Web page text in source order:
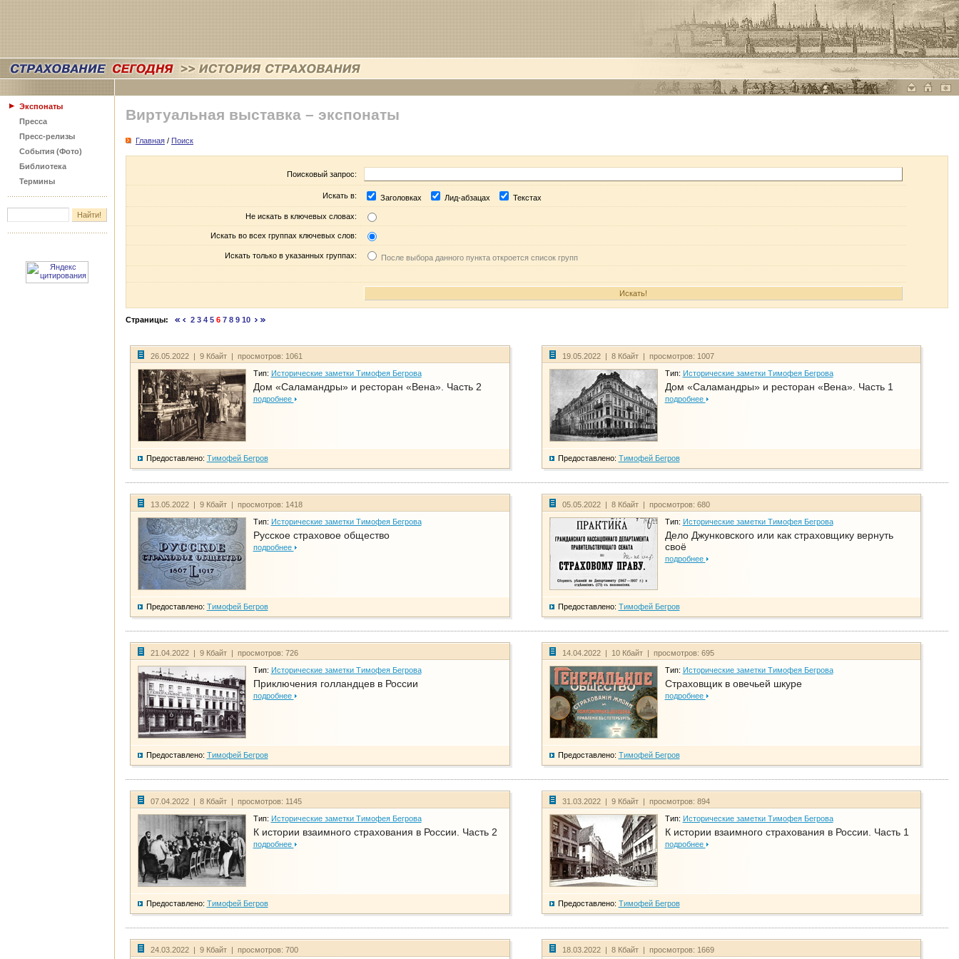
Экспонаты
Пресса
Пресс-релизы
События (Фото)
Библиотека
Термины
Виртуальная выставка – экспонаты
Главная / Поиск
Поисковый запрос:
Искать в: Заголовках Лид-абзацах Текстах
Не искать в ключевых словах:
Искать во всех группах ключевых слов:
Искать только в указанных группах: После выбора данного пункта откроется список групп
Страницы: 2 3 4 5 6 7 8 9 10
26.05.2022 | 9 Кбайт | просмотров: 1061
Тип: Исторические заметки Тимофея Бегрова
Дом «Саламандры» и ресторан «Вена». Часть 2
подробнее
Предоставлено: Тимофей Бегров
19.05.2022 | 8 Кбайт | просмотров: 1007
Тип: Исторические заметки Тимофея Бегрова
Дом «Саламандры» и ресторан «Вена». Часть 1
подробнее
Предоставлено: Тимофей Бегров
13.05.2022 | 9 Кбайт | просмотров: 1418
Тип: Исторические заметки Тимофея Бегрова
Русское страховое общество
подробнее
Предоставлено: Тимофей Бегров
05.05.2022 | 8 Кбайт | просмотров: 680
Тип: Исторические заметки Тимофея Бегрова
Дело Джунковского или как страховщику вернуть
своё
подробнее
Предоставлено: Тимофей Бегров
21.04.2022 | 9 Кбайт | просмотров: 726
Тип: Исторические заметки Тимофея Бегрова
Приключения голландцев в России
подробнее
Предоставлено: Тимофей Бегров
14.04.2022 | 10 Кбайт | просмотров: 695
Тип: Исторические заметки Тимофея Бегрова
Страховщик в овечьей шкуре
подробнее
Предоставлено: Тимофей Бегров
07.04.2022 | 8 Кбайт | просмотров: 1145
Тип: Исторические заметки Тимофея Бегрова
К истории взаимного страхования в России. Часть 2
подробнее
Предоставлено: Тимофей Бегров
31.03.2022 | 9 Кбайт | просмотров: 894
Тип: Исторические заметки Тимофея Бегрова
К истории взаимного страхования в России. Часть 1
подробнее
Предоставлено: Тимофей Бегров
24.03.2022 | 9 Кбайт | просмотров: 700 18.03.2022 | 8 Кбайт | просмотров: 1669